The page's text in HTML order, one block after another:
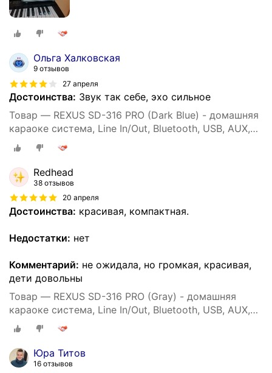
Ольга Халковская
9 отзывов
27 апреля
Достоинства: Звук так себе, эхо сильное
Товар — REXUS SD-316 PRO (Dark Blue) - домашняя
караоке система, Line In/Out, Bluetooth, USB, AUX,
аплодиcменты
Redhead
38 отзывов
20 апреля
Достоинства: красивая, компактная.
Недостатки: нет
Комментарий: не ожидала, но громкая, красивая,
дети довольны
Товар — REXUS SD-316 PRO (Gray) - домашняя
караоке система, Line In/Out, Bluetooth, USB, AUX,
аплодиcменты
Юра Титов
16 отзывов